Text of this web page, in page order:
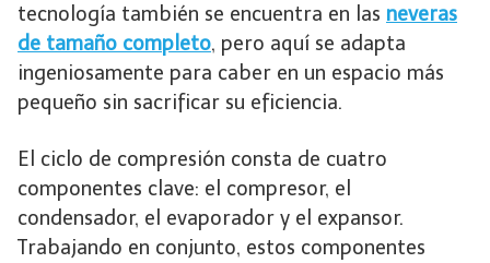
tecnología también se encuentra en las neveras
de tamaño completo, pero aquí se adapta
ingeniosamente para caber en un espacio más
pequeño sin sacrificar su eficiencia.
El ciclo de compresión consta de cuatro
componentes clave: el compresor, el
condensador, el evaporador y el expansor.
Trabajando en conjunto, estos componentes